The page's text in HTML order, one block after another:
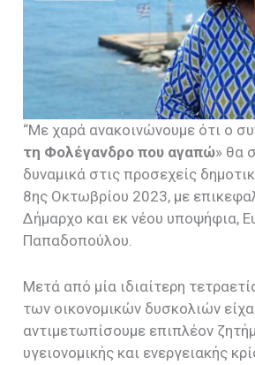
“Με χαρά ανακοινώνουμε ότι ο
τη Φολέγανδρο που αγαπώ» θα
δυναμικά στις προσεχείς
8ης Οκτωβρίου 2023, με
Δήμαρχο και εκ νέου υποψήφια,
Παπαδοπούλου.
Μετά από μία ιδιαίτερη
των οικονομικών δυσκολιών
αντιμετωπίσουμε επιπλέον
υγειονομικής και ενεργειακής